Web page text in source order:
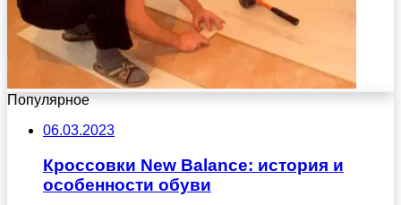
Популярное
06.03.2023
Кроссовки New Balance: история и
особенности обуви